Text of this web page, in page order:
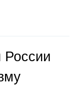
России